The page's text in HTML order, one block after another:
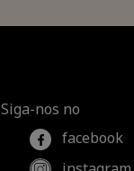
Siga-nos no
facebook